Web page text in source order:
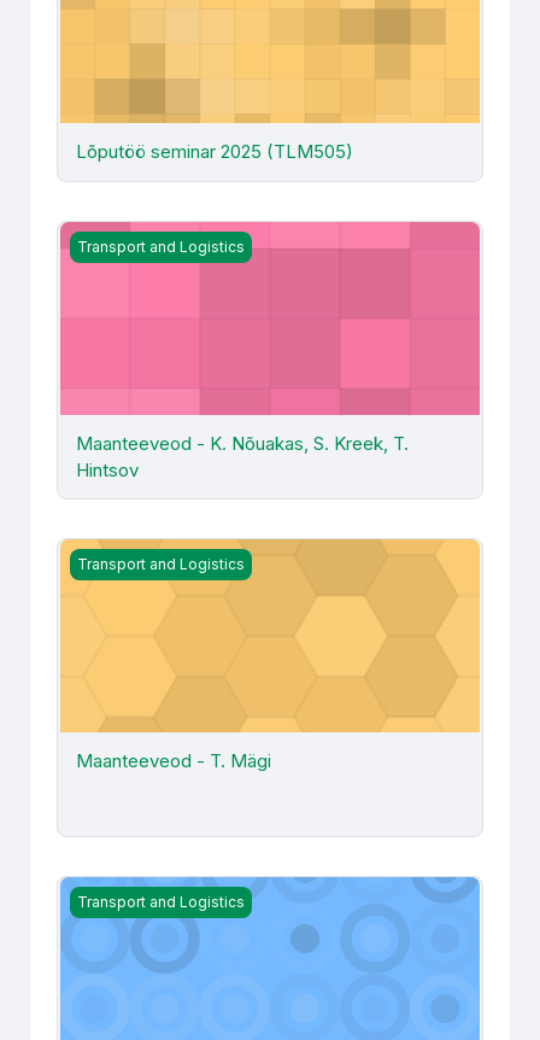
Lõputöö seminar 2025 (TLM505)
Maanteeveod - K. Nõuakas, S. Kreek, T. Hintsov
Transport and Logistics
Maanteeveod - K. Nõuakas, S. Kreek, T.
Hintsov
Maanteeveod - T. Mägi
Transport and Logistics
Maanteeveod - T. Mägi
Mere- ja lennuveod (LTR025) - E. Lichman
Transport and Logistics